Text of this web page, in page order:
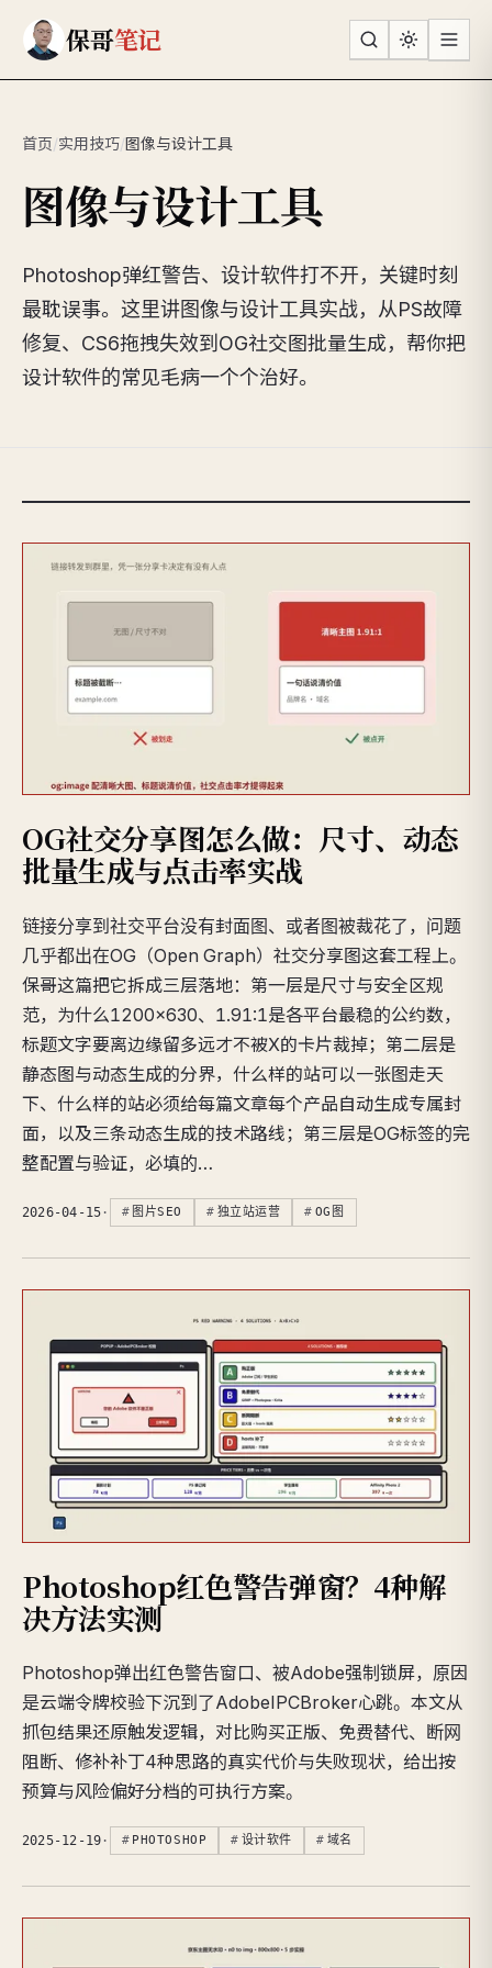
保哥笔记
首页/实用技巧/图像与设计工具
图像与设计工具
Photoshop弹红警告、设计软件打不开，关键时刻
最耽误事。这里讲图像与设计工具实战，从PS故障
修复、CS6拖拽失效到OG社交图批量生成，帮你把
设计软件的常见毛病一个个治好。
OG社交分享图怎么做：尺寸、动态
批量生成与点击率实战
链接分享到社交平台没有封面图、或者图被裁花了，问题
几乎都出在OG（Open Graph）社交分享图这套工程上。
保哥这篇把它拆成三层落地：第一层是尺寸与安全区规
范，为什么1200×630、1.91:1是各平台最稳的公约数，
标题文字要离边缘留多远才不被X的卡片裁掉；第二层是
静态图与动态生成的分界，什么样的站可以一张图走天
下、什么样的站必须给每篇文章每个产品自动生成专属封
面，以及三条动态生成的技术路线；第三层是OG标签的完
整配置与验证，必填的…
2026-04-15 · 图片SEO 独立站运营 OG图
Photoshop红色警告弹窗？4种解
决方法实测
Photoshop弹出红色警告窗口、被Adobe强制锁屏，原因
是云端令牌校验下沉到了AdobeIPCBroker心跳。本文从
抓包结果还原触发逻辑，对比购买正版、免费替代、断网
阻断、修补补丁4种思路的真实代价与失败现状，给出按
预算与风险偏好分档的可执行方案。
2025-12-19 · PHOTOSHOP 设计软件 域名